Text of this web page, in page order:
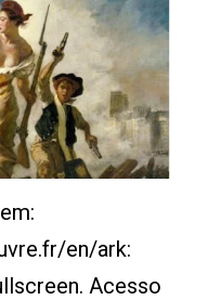
en/ark:
Acesso